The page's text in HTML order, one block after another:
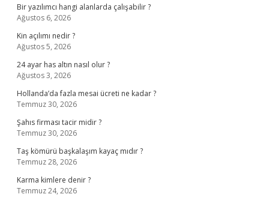
Bir yazılımcı hangi alanlarda çalışabilir ?
Ağustos 6, 2026
Kin açılımı nedir ?
Ağustos 5, 2026
24 ayar has altın nasıl olur ?
Ağustos 3, 2026
Hollanda’da fazla mesai ücreti ne kadar ?
Temmuz 30, 2026
Şahıs firması tacir midir ?
Temmuz 30, 2026
Taş kömürü başkalaşım kayaç mıdır ?
Temmuz 28, 2026
Karma kimlere denir ?
Temmuz 24, 2026